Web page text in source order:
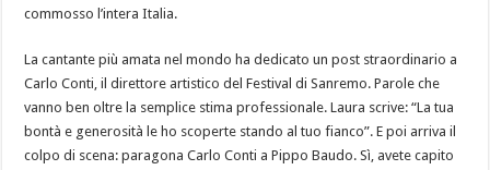
commosso l’intera Italia.
La cantante più amata nel mondo ha dedicato un post straordinario a
Carlo Conti, il direttore artistico del Festival di Sanremo. Parole che
vanno ben oltre la semplice stima professionale. Laura scrive: “La tua
bontà e generosità le ho scoperte stando al tuo fianco”. E poi arriva il
colpo di scena: paragona Carlo Conti a Pippo Baudo. Sì, avete capito